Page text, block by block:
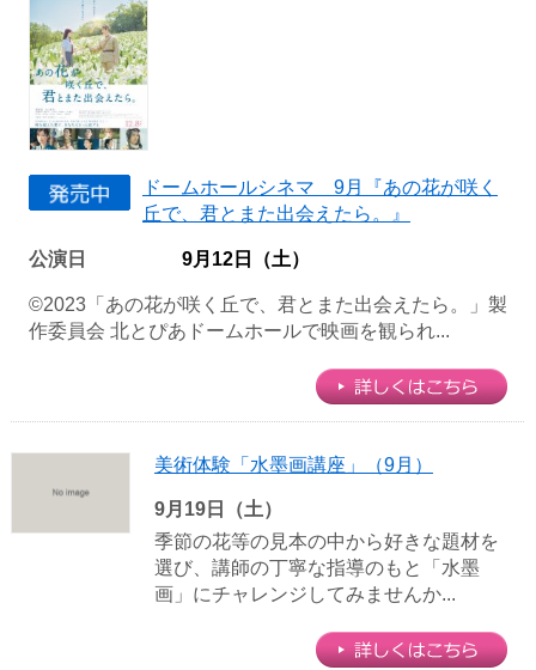
ドームホールシネマ 9月『あの花が咲く
丘で、君とまた出会えたら。』
公演日 9月12日（土）
©2023「あの花が咲く丘で、君とまた出会えたら。」製
作委員会 北とぴあドームホールで映画を観られ...
美術体験「水墨画講座」（9月）
9月19日（土）
季節の花等の見本の中から好きな題材を
選び、講師の丁寧な指導のもと「水墨
画」にチャレンジしてみませんか...